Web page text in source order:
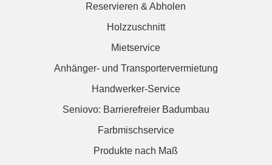
Reservieren & Abholen
Holzzuschnitt
Mietservice
Anhänger- und Transportervermietung
Handwerker-Service
Seniovo: Barrierefreier Badumbau
Farbmischservice
Produkte nach Maß